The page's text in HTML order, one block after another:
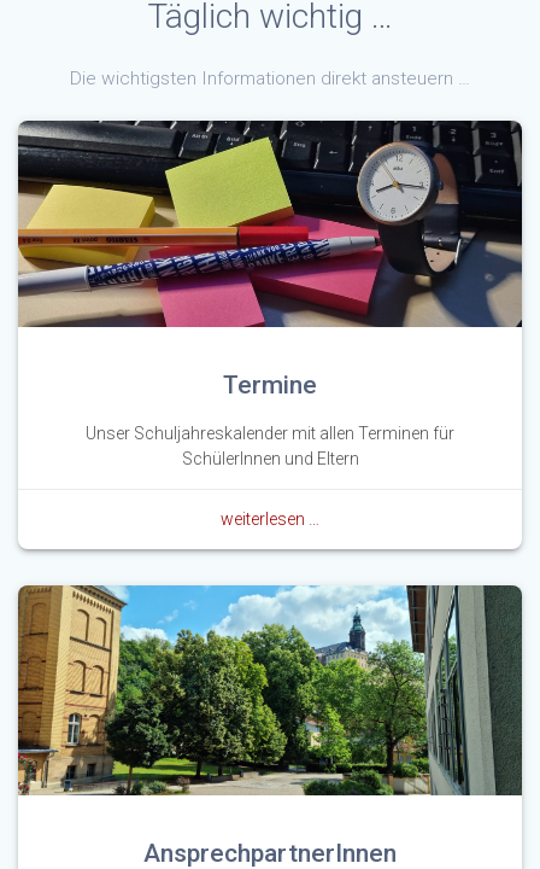
Täglich wichtig …
Die wichtigsten Informationen direkt ansteuern …
Termine
Unser Schuljahreskalender mit allen Terminen für
SchülerInnen und Eltern
weiterlesen …
AnsprechpartnerInnen